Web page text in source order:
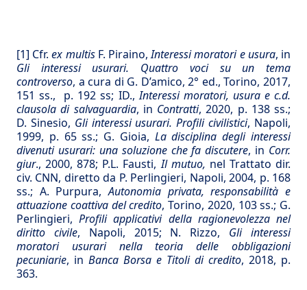
[1] Cfr.ex multisF. Piraino,Interessi moratori e usura, in
Gli interessi usurari. Quattro voci su un tema
controverso, a cura di G. D’amico, 2° ed., Torino, 2017,
151 ss., p. 192 ss; ID.,Interessi moratori, usura e c.d.
clausola di salvaguardia, in Contratti, 2020, p. 138 ss.;
D. Sinesio, Gli interessi usurari. Profili civilistici, Napoli,
1999, p. 65 ss.; G. Gioia, La disciplina degli interessi
divenuti usurari: una soluzione che fa discutere, in Corr.
giur., 2000, 878; P.L. Fausti,Il mutuo, nel Trattato dir.
civ. CNN, diretto da P. Perlingieri, Napoli, 2004, p. 168
ss.; A. Purpura,Autonomia privata, responsabilità e
attuazione coattiva del credito, Torino, 2020, 103 ss.; G.
Perlingieri,Profili applicativi della ragionevolezza nel
diritto civile, Napoli, 2015; N. Rizzo, Gli interessi
moratori usurari nella teoria delle obbligazioni
pecuniarie, in Banca Borsa e Titoli di credito, 2018, p.
363.